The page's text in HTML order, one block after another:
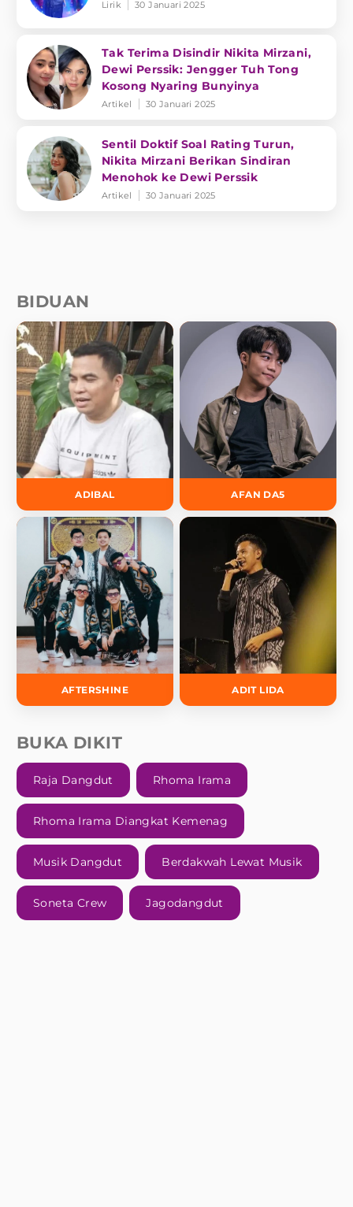
Lirik 30 Januari 2025
Tak Terima Disindir Nikita Mirzani,
Dewi Perssik: Jengger Tuh Tong
Kosong Nyaring Bunyinya
Artikel 30 Januari 2025
Sentil Doktif Soal Rating Turun,
Nikita Mirzani Berikan Sindiran
Menohok ke Dewi Perssik
Artikel 30 Januari 2025
BIDUAN
ADIBAL AFAN DA5
AFTERSHINE ADIT LIDA
BUKA DIKIT
Raja Dangdut Rhoma Irama
Rhoma Irama Diangkat Kemenag
Musik Dangdut Berdakwah Lewat Musik
Soneta Crew Jagodangdut